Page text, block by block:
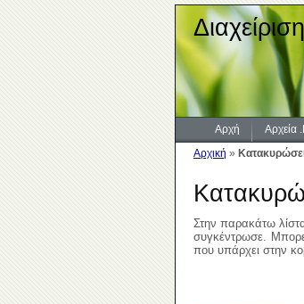
Αρχή Αρχεία
Αρχική »
Στην παρακάτω
συγκέντρωσε.
που υπάρχει στην